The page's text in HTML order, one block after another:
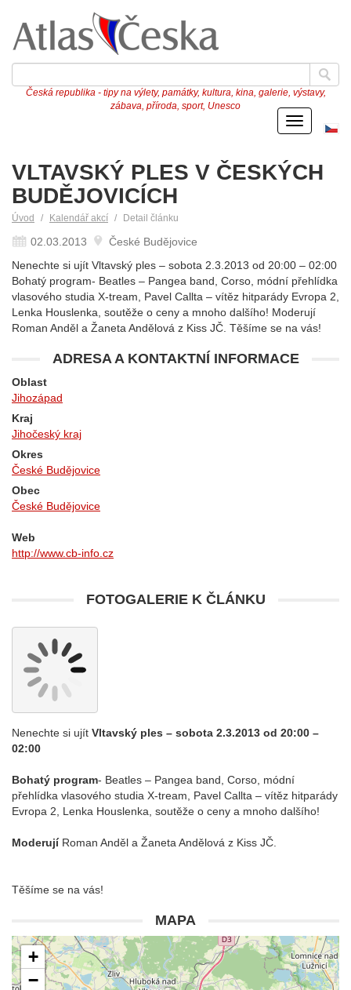
Česká republika - tipy na výlety, památky, kultura, kina, galerie, výstavy,
zábava, příroda, sport, Unesco
Menu
VLTAVSKÝ PLES V ČESKÝCH
BUDĚJOVICÍCH
Úvod Kalendář akcí Detail článku
02.03.2013
České Budějovice
Nenechte si ujít Vltavský ples – sobota 2.3.2013 od 20:00 – 02:00
Bohatý program- Beatles – Pangea band, Corso, módní přehlídka
vlasového studia X-tream, Pavel Callta – vítěz hitparády Evropa 2,
Lenka Houslenka, soutěže o ceny a mnoho dalšího! Moderují
Roman Anděl a Žaneta Andělová z Kiss JČ. Těšíme se na vás!
ADRESA A KONTAKTNÍ INFORMACE
Oblast
Jihozápad
Kraj
Jihočeský kraj
Okres
České Budějovice
Obec
České Budějovice
Web
http://www.cb-info.cz
FOTOGALERIE K ČLÁNKU
Nenechte si ujít Vltavský ples – sobota 2.3.2013 od 20:00 –
02:00
Bohatý program- Beatles – Pangea band, Corso, módní
přehlídka vlasového studia X-tream, Pavel Callta – vítěz hitparády
Evropa 2, Lenka Houslenka, soutěže o ceny a mnoho dalšího!
Moderují Roman Anděl a Žaneta Andělová z Kiss JČ.
Těšíme se na vás!
MAPA
+
−